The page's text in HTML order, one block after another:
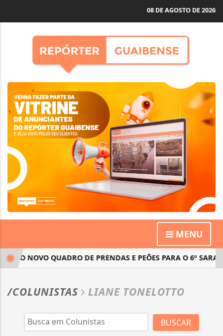
08 DE AGOSTO DE 2026
MENU
NOVO QUADRO DE PRENDAS E PEÕES PARA O 6º
/COLUNISTAS LIANE TONELOTTO
BUSCAR